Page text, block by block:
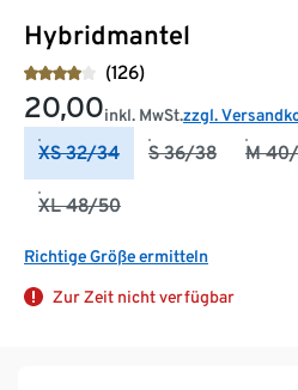
Hybridmantel
(126)
20,00inkl. MwSt.zzgl.
XS 32/34 S 36/38 M
XL 48/50
Richtige Größe ermitteln
Zur Zeit nicht verfügbar